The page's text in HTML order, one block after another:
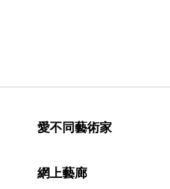
愛不同藝術家
網上藝廊